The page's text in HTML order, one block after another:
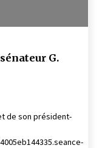
G.
de son président-